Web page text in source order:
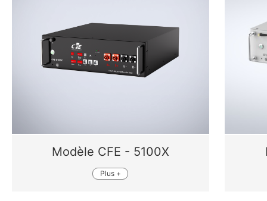
Modèle CFE - 5100X
Plus +